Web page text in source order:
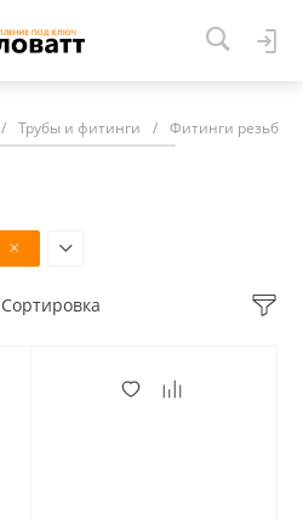
/ Трубы и фитинги / Фитинги
Сортировка